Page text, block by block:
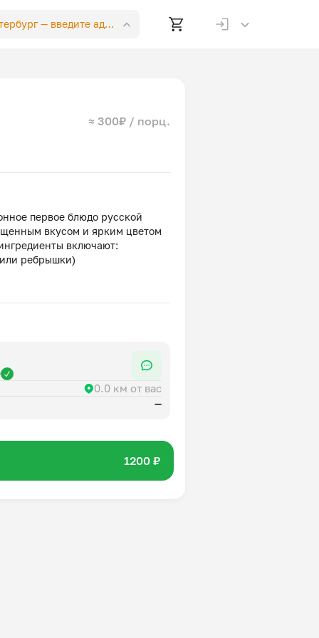
—введите адрес
≈ 300₽ / порц.
первое блюдо русской
вкусом и ярким цветом
включают:
ребрышки)
опционно и находится в
0.0 км от вас
—
1200 ₽